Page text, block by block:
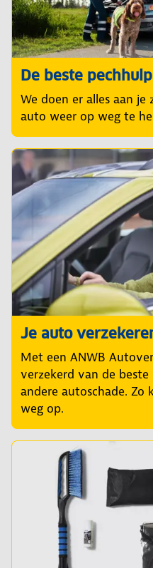
De beste
We doen er alles aan je
auto weer op weg te
Je auto
Met een ANWB
verzekerd van de
andere autoschade. Zo
weg op.